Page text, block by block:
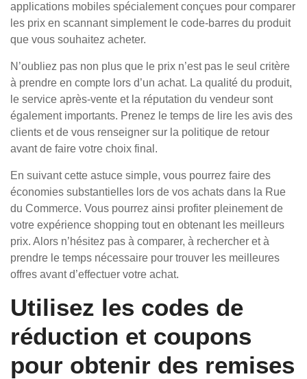
applications mobiles spécialement conçues pour comparer
les prix en scannant simplement le code-barres du produit
que vous souhaitez acheter.
N’oubliez pas non plus que le prix n’est pas le seul critère
à prendre en compte lors d’un achat. La qualité du produit,
le service après-vente et la réputation du vendeur sont
également importants. Prenez le temps de lire les avis des
clients et de vous renseigner sur la politique de retour
avant de faire votre choix final.
En suivant cette astuce simple, vous pourrez faire des
économies substantielles lors de vos achats dans la Rue
du Commerce. Vous pourrez ainsi profiter pleinement de
votre expérience shopping tout en obtenant les meilleurs
prix. Alors n’hésitez pas à comparer, à rechercher et à
prendre le temps nécessaire pour trouver les meilleures
offres avant d’effectuer votre achat.
Utilisez les codes de
réduction et coupons
pour obtenir des remises